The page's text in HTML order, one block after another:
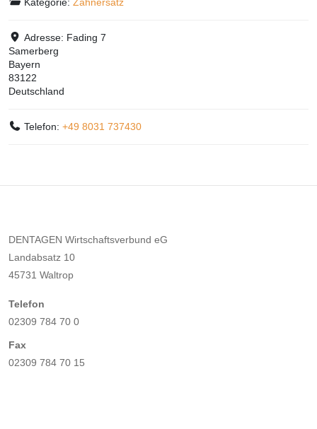
Adresse: Fading 7
Samerberg
Bayern
83122
Deutschland
Telefon:+49 8031 737430
DENTAGEN Wirtschaftsverbund eG
Landabsatz 10
45731 Waltrop
Telefon
02309 784 70 0
Fax
02309 784 70 15